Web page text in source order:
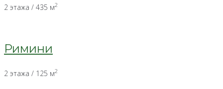
2 этажа / 435 м2
Римини
2 этажа / 125 м2